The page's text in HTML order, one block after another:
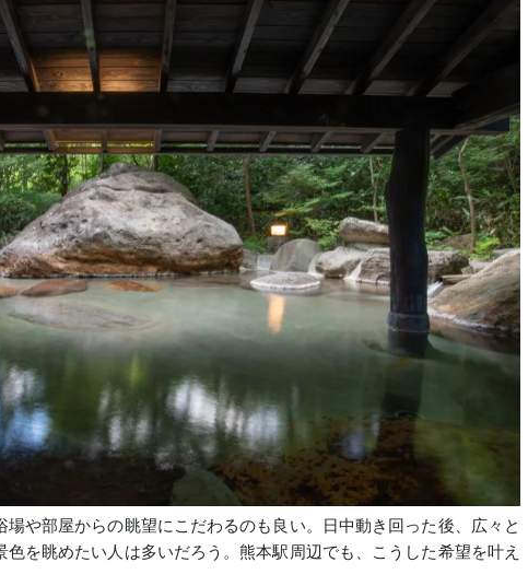
や部屋からの眺望にこだわるのも良い。日中動き回った後、広々と
を眺めたい人は多いだろう。熊本駅周辺でも、こうした希望を叶え